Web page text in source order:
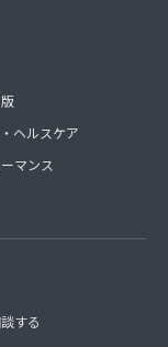
ヘルスケア
マンス
する